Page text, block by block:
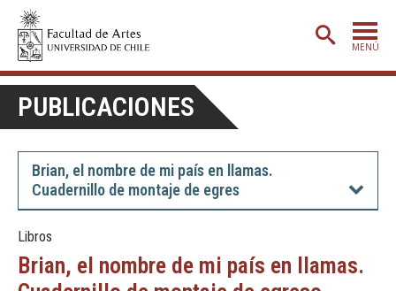
MENÚ
PORTADA
ADMISIÓN
ETAPA BÁSICA
CARRERAS
EXTENSIÓN
PUBLICACIONES
Brian, el nombre de mi país en llamas.
Cuadernillo de montaje de egres
Libros
Brian, el nombre de mi país en llamas.